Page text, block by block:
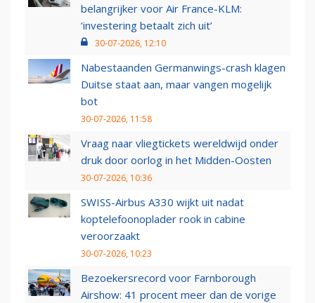
belangrijker voor Air France-KLM:
‘investering betaalt zich uit’
30-07-2026, 12:10
Nabestaanden Germanwings-crash klagen
Duitse staat aan, maar vangen mogelijk
bot
30-07-2026, 11:58
Vraag naar vliegtickets wereldwijd onder
druk door oorlog in het Midden-Oosten
30-07-2026, 10:36
SWISS-Airbus A330 wijkt uit nadat
koptelefoonoplader rook in cabine
veroorzaakt
30-07-2026, 10:23
Bezoekersrecord voor Farnborough
Airshow: 41 procent meer dan de vorige